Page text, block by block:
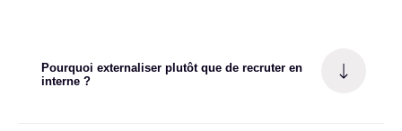
Pourquoi externaliser plutôt que de recruter en
interne ?